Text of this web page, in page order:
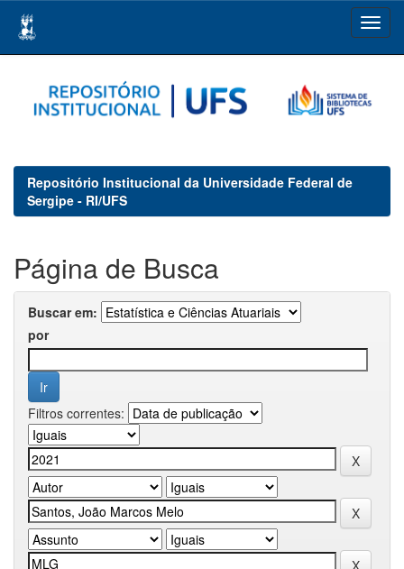
navigation
Repositório Institucional da Universidade Federal de
Sergipe - RI/UFS
Página de Busca
Buscar em:
por
Filtros correntes: